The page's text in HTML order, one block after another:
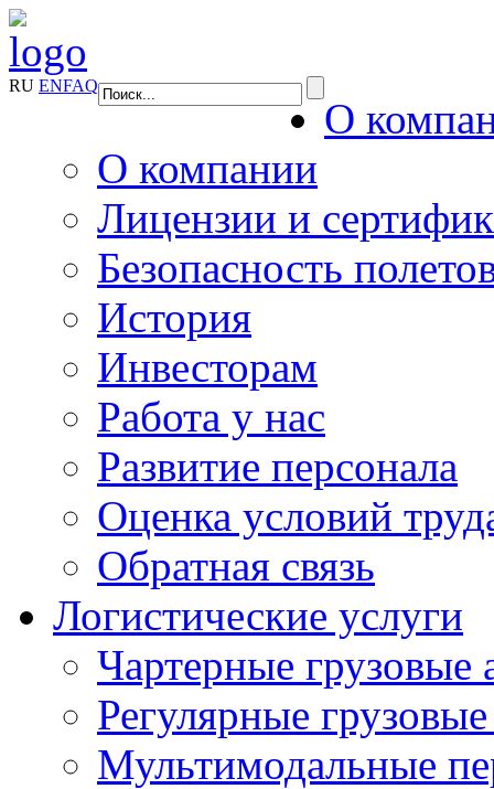
RU ENFAQ
О
О компании
Лицензии и
Безопасность
История
Инвесторам
Работа у нас
Развитие персонала
Оценка условий
Обратная связь
Логистические услуги
Чартерные грузовые
Регулярные
Мультимодальные